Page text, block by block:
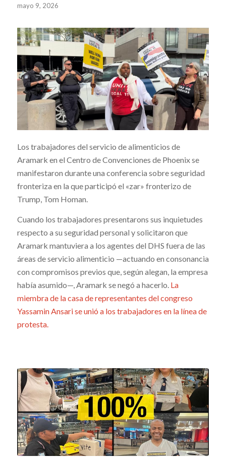
mayo 9, 2026
Los trabajadores del servicio de alimenticios de
Aramark en el Centro de Convenciones de Phoenix se
manifestaron durante una conferencia sobre seguridad
fronteriza en la que participó el «zar» fronterizo de
Trump, Tom Homan.
Cuando los trabajadores presentarons sus inquietudes
respecto a su seguridad personal y solicitaron que
Aramark mantuviera a los agentes del DHS fuera de las
áreas de servicio alimenticio —actuando en consonancia
con compromisos previos que, según alegan, la empresa
había asumido—, Aramark se negó a hacerlo. La
miembra de la casa de representantes del congreso
Yassamin Ansari se unió a los trabajadores en la línea de
protesta.